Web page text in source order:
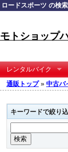
ロードスポーツ の検
モトショップ
レンタルバイク
通販トップ» 中古バ
キーワードで絞り